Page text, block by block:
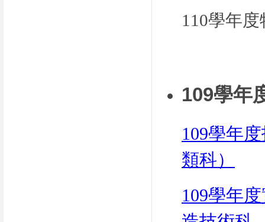
110學年
109學年
109學年
類科）
109學年